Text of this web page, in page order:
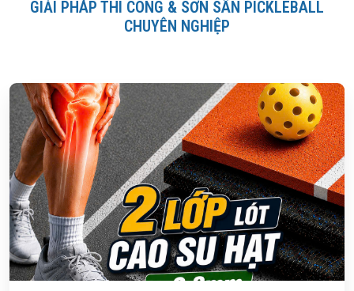
GIẢI PHÁP THI CÔNG & SƠN SÂN PICKLEBALL
CHUYÊN NGHIỆP